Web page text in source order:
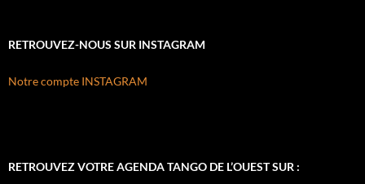
RETROUVEZ-NOUS SUR INSTAGRAM
Notre compte INSTAGRAM
RETROUVEZ VOTRE AGENDA TANGO DE L’OUEST SUR :